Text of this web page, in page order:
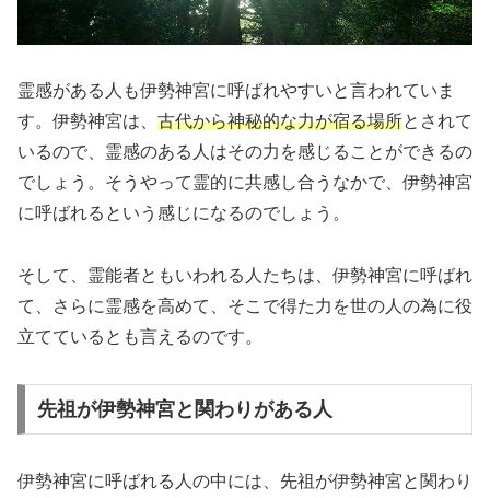
霊感がある人も伊勢神宮に呼ばれやすいと言われていま
す。伊勢神宮は、 古代から神秘的な力が宿る場所とされて
いるので、霊感のある人はその力を感じることができるの
でしょう。そうやって霊的に共感し合うなかで、伊勢神宮
に呼ばれるという感じになるのでしょう。
そして、霊能者ともいわれる人たちは、伊勢神宮に呼ばれ
て、さらに霊感を高めて、そこで得た力を世の人の為に役
立てているとも言えるのです。
先祖が伊勢神宮と関わりがある人
伊勢神宮に呼ばれる人の中には、先祖が伊勢神宮と関わり